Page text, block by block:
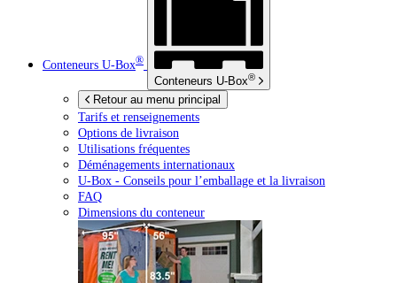
Conteneurs U-Box®
Conteneurs U-Box®
Retour au menu principal
Tarifs et renseignements
Options de livraison
Utilisations fréquentes
Déménagements internationaux
U-Box - Conseils pour l’emballage et la livraison
FAQ
Dimensions du conteneur